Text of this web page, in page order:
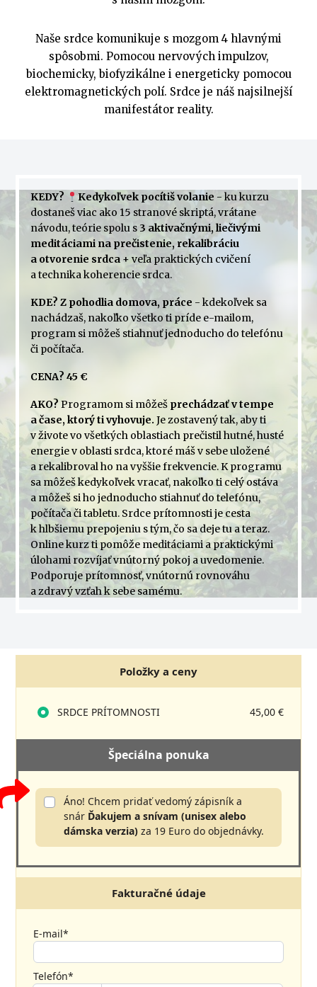
Naše srdce komunikuje s mozgom 4 hlavnými
spôsobmi. Pomocou nervových impulzov,
biochemicky, biofyzikálne i energeticky pomocou
elektromagnetických polí. Srdce je náš najsilnejší
manifestátor reality.
KEDY? Kedykoľvek pocítiš volanie - ku kurzu
dostaneš viac ako 15 stranové skriptá, vrátane
návodu, teórie spolu s 3 aktivačnými, liečivými
meditáciami na prečistenie, rekalibráciu
a otvorenie srdca+ veľa praktických cvičení
a technika koherencie srdca.
KDE? Z pohodlia domova, práce - kdekoľvek sa
nachádzaš, nakoľko všetko ti príde e-mailom,
program si môžeš stiahnuť jednoducho do telefónu
či počítača.
CENA? 45 €
AKO? Programom si môžeš prechádzať v tempe
a čase, ktorý ti vyhovuje. Je zostavený tak, aby ti
v živote vo všetkých oblastiach prečistil hutné, husté
energie v oblasti srdca, ktoré máš v sebe uložené
a rekalibroval ho na vyššie frekvencie. K programu
sa môžeš kedykoľvek vracať, nakoľko ti celý ostáva
a môžeš si ho jednoducho stiahnuť do telefónu,
počítača či tabletu. Srdce prítomnosti je cesta
k hlbšiemu prepojeniu s tým, čo sa deje tu a teraz.
Online kurz ti pomôže meditáciami a praktickými
úlohami rozvíjať vnútorný pokoj a uvedomenie.
Podporuje prítomnosť, vnútornú rovnováhu
a zdravý vzťah k sebe samému.
Položky a ceny
SRDCE PRÍTOMNOSTI 45,00 €
Špeciálna ponuka
Áno! Chcem pridať vedomý zápisník a
snár Ďakujem a snívam (unisex alebo
dámska verzia) za 19 Euro do objednávky.
Fakturačné údaje
E-mail*
Telefón*